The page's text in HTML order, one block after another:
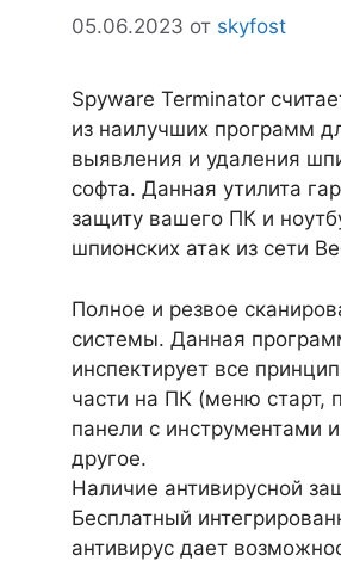
05.06.2023 от skyfost
Spyware Terminator
из наилучших программ
выявления и удаления
софта. Данная утилита
защиту вашего ПК и
шпионских атак из сети
Полное и резвое
системы. Данная
инспектирует все
части на ПК (меню старт,
панели с инструментами
другое.
Наличие антивирусной
Бесплатный
антивирус дает